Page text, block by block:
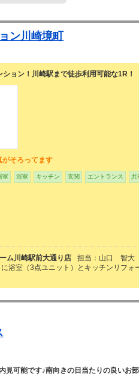
ン川崎境町
ョン！川崎駅まで徒歩利用可能な1R！
がそろってます
室 浴室 キッチン 玄関 エントランス 共
ム川崎駅前大通り店
担当：山口 智大
浴室（3点ユニット）とキッチンリフォ
見可能です♪南向きの日当たりの良いお